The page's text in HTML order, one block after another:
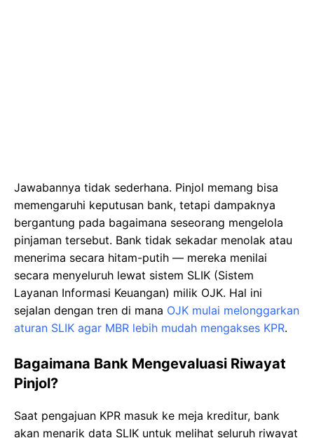
Jawabannya tidak sederhana. Pinjol memang bisa
memengaruhi keputusan bank, tetapi dampaknya
bergantung pada bagaimana seseorang mengelola
pinjaman tersebut. Bank tidak sekadar menolak atau
menerima secara hitam-putih — mereka menilai
secara menyeluruh lewat sistem SLIK (Sistem
Layanan Informasi Keuangan) milik OJK. Hal ini
sejalan dengan tren di mana OJK mulai melonggarkan
aturan SLIK agar MBR lebih mudah mengakses KPR.
Bagaimana Bank Mengevaluasi Riwayat
Pinjol?
Saat pengajuan KPR masuk ke meja kreditur, bank
akan menarik data SLIK untuk melihat seluruh riwayat